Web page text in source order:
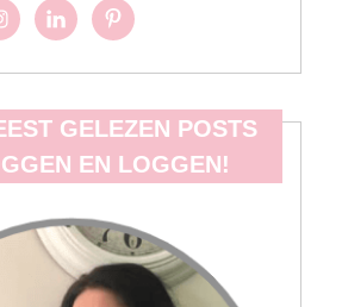
GELEZEN POSTS
EN LOGGEN!